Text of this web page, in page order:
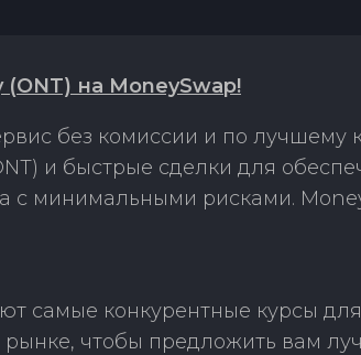
на MoneySwap!
без комиссии и по лучшему
и быстрые сделки для
с минимальными рисками.
самые конкурентные курсы
чтобы предложить вам